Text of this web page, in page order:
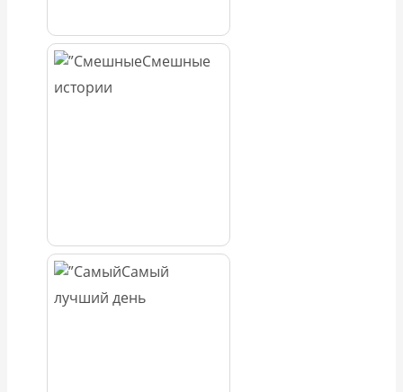
Смешные
истории
Самый
лучший день